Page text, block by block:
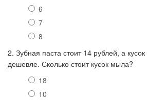
6
7
8
2. Зубная паста стоит 14 рублей, а
дешевле. Сколько стоит кусок мыла?
18
10